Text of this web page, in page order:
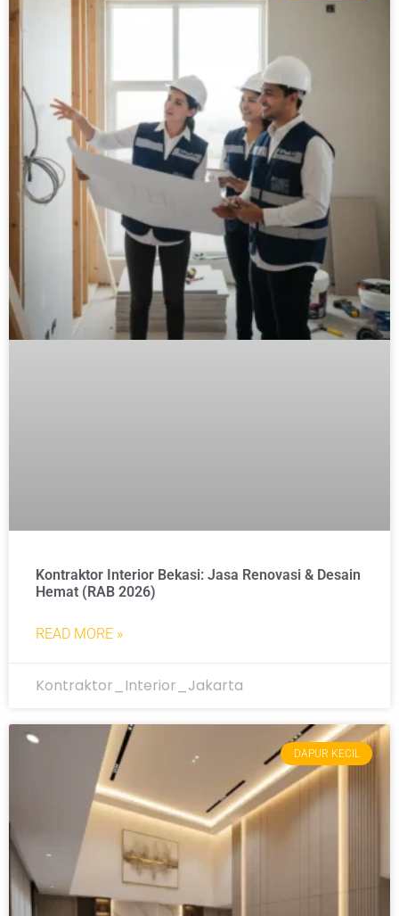
Kontraktor Interior Bekasi: Jasa Renovasi & Desain
Hemat (RAB 2026)
READ MORE »
Kontraktor_Interior_Jakarta
DAPUR KECIL